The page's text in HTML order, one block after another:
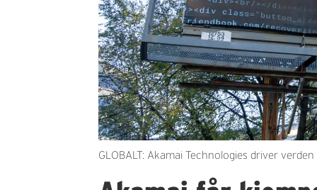
GLOBALT: Akamai Technologies driver